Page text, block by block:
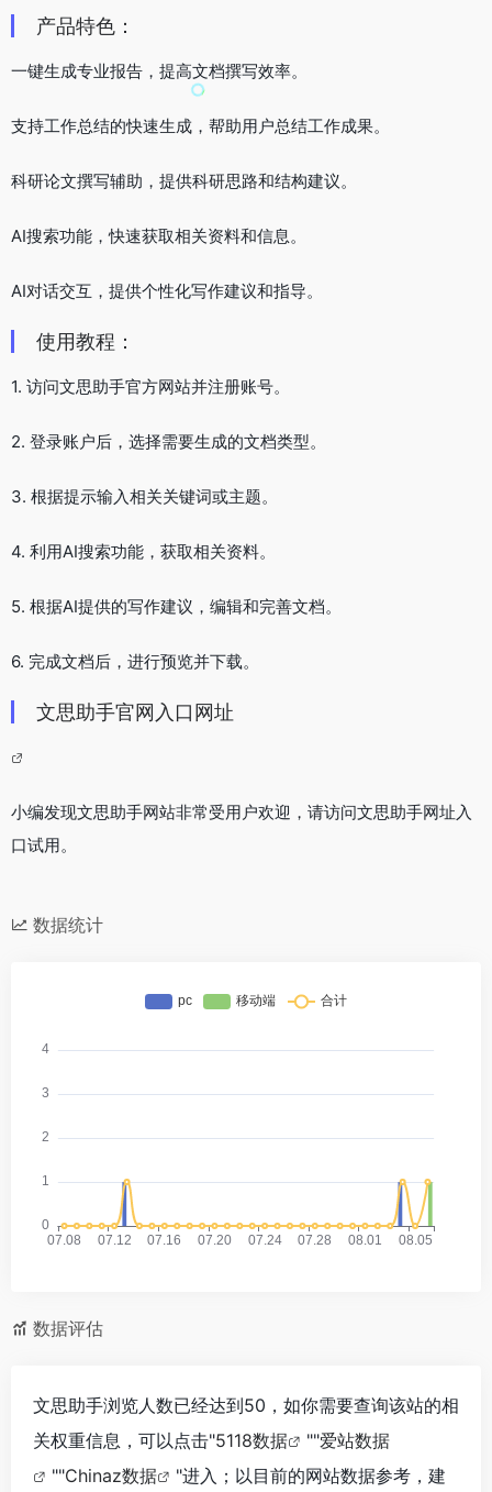
产品特色：
一键生成专业报告，提高文档撰写效率。
支持工作总结的快速生成，帮助用户总结工作成果。
科研论文撰写辅助，提供科研思路和结构建议。
AI搜索功能，快速获取相关资料和信息。
AI对话交互，提供个性化写作建议和指导。
使用教程：
1. 访问文思助手官方网站并注册账号。
2. 登录账户后，选择需要生成的文档类型。
3. 根据提示输入相关关键词或主题。
4. 利用AI搜索功能，获取相关资料。
5. 根据AI提供的写作建议，编辑和完善文档。
6. 完成文档后，进行预览并下载。
文思助手官网入口网址
小编发现文思助手网站非常受用户欢迎，请访问文思助手网址入
口试用。
数据统计
数据评估
文思助手浏览人数已经达到50，如你需要查询该站的相
关权重信息，可以点击"5118数据 ""爱站数据
""Chinaz数据
"进入；以目前的网站数据参考，建